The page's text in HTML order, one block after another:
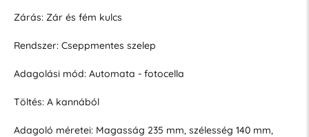
Zárás: Zár és fém kulcs
Rendszer: Cseppmentes szelep
Adagolási mód: Automata - fotocella
Töltés: A kannából
Adagoló méretei: Magasság 235 mm, szélesség 140 mm,